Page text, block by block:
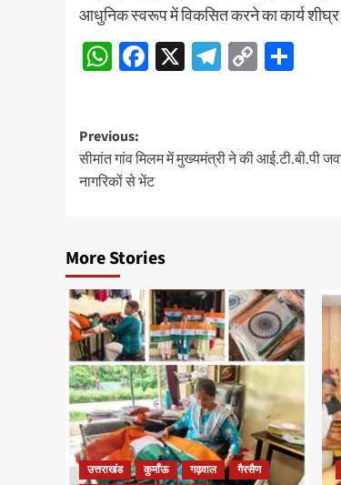
आधुनिक स्वरूप में विकसित करने का कार्य शीघ्र
WhatsApp
Facebook
X Telegram
Copy
Post
navigation
Previous:
सीमांत गांव मिलम में मुख्यमंत्री ने की आई.टी.बी.पी
नागरिकों से भेंट
More Stories
उत्तराखंड कुमाँऊ गढ़वाल
गैरसैण